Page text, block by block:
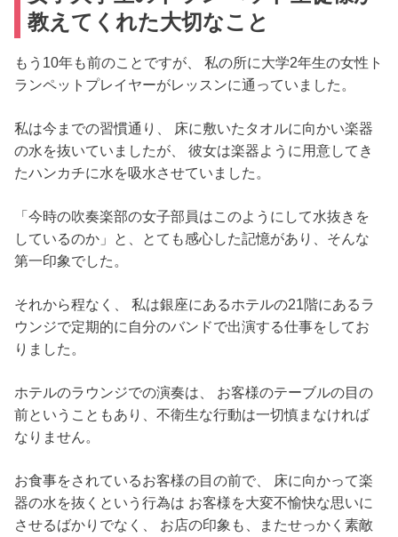
教えてくれた大切なこと
もう10年も前のことですが、 私の所に大学2年生の女性ト
ランペットプレイヤーがレッスンに通っていました。
私は今までの習慣通り、 床に敷いたタオルに向かい楽器
の水を抜いていましたが、 彼女は楽器ように用意してき
たハンカチに水を吸水させていました。
「今時の吹奏楽部の女子部員はこのようにして水抜きを
しているのか」と、とても感心した記憶があり、そんな
第一印象でした。
それから程なく、 私は銀座にあるホテルの21階にあるラ
ウンジで定期的に自分のバンドで出演する仕事をしてお
りました。
ホテルのラウンジでの演奏は、 お客様のテーブルの目の
前ということもあり、不衛生な行動は一切慎まなければ
なりません。
お食事をされているお客様の目の前で、 床に向かって楽
器の水を抜くという行為は お客様を大変不愉快な思いに
させるばかりでなく、 お店の印象も、またせっかく素敵